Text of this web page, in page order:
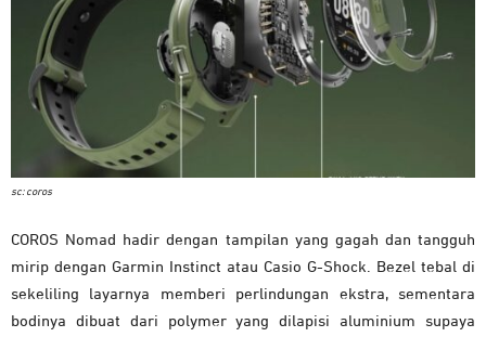
sc: coros
COROS Nomad hadir dengan tampilan yang gagah dan tangguh
mirip dengan Garmin Instinct atau Casio G-Shock. Bezel tebal di
sekeliling layarnya memberi perlindungan ekstra, sementara
bodinya dibuat dari polymer yang dilapisi aluminium supaya